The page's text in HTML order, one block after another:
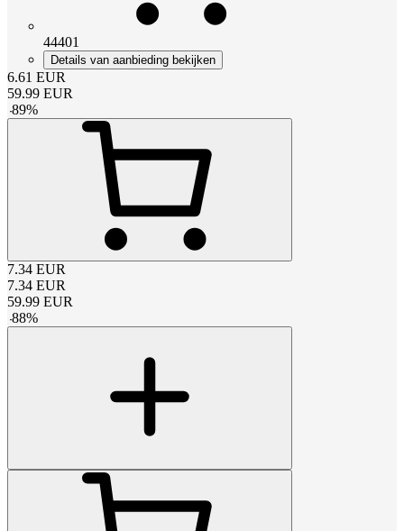
44401
Details van aanbieding bekijken
6.61 EUR
59.99 EUR
-89%
7.34 EUR
7.34 EUR
59.99 EUR
-88%